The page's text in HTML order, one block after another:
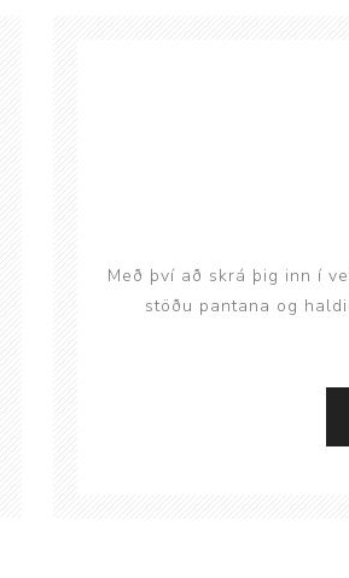
Með því að skrá þig inn í
stöðu pantana og